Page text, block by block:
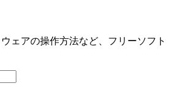
ェアの操作方法など、 フリーソフト